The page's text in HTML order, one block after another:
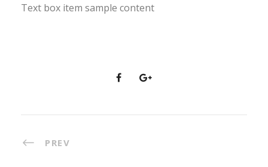
Text box item sample content
PREV